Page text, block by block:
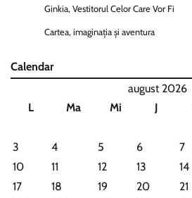
Ginkia, Vestitorul Celor Care Vor Fi
Cartea, imaginația și aventura
Calendar
august 2026
L
Ma Mi J
3
4 5 6 7
10
11 12 13 14
17
18 19 20 21